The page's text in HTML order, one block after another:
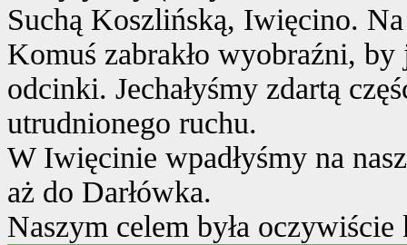
Suchą Koszlińską, Iwięcino.
Komuś zabrakło wyobraźni, by
odcinki. Jechałyśmy zdartą
utrudnionego ruchu.
W Iwięcinie wpadłyśmy na
aż do Darłówka.
Naszym celem była